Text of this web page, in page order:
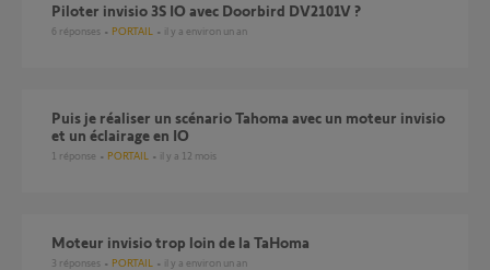
Piloter invisio 3S IO avec Doorbird DV2101V ?
6 réponses PORTAIL il y a environ un an
Puis je réaliser un scénario Tahoma avec un moteur invisio
et un éclairage en IO
1 réponse PORTAIL il y a 12 mois
Moteur invisio trop loin de la TaHoma
3 réponses PORTAIL il y a environ un an